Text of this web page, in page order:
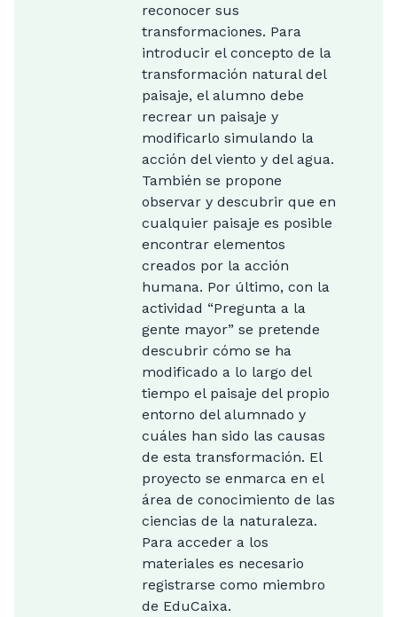
reconocer sus
transformaciones. Para
introducir el concepto de la
transformación natural del
paisaje, el alumno debe
recrear un paisaje y
modificarlo simulando la
acción del viento y del agua.
También se propone
observar y descubrir que en
cualquier paisaje es posible
encontrar elementos
creados por la acción
humana. Por último, con la
actividad “Pregunta a la
gente mayor” se pretende
descubrir cómo se ha
modificado a lo largo del
tiempo el paisaje del propio
entorno del alumnado y
cuáles han sido las causas
de esta transformación. El
proyecto se enmarca en el
área de conocimiento de las
ciencias de la naturaleza.
Para acceder a los
materiales es necesario
registrarse como miembro
de EduCaixa.